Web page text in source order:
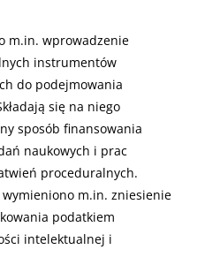
m.in. wprowadzenie
instrumentów
do podejmowania
się na niego
sposób finansowania
naukowych i prac
proceduralnych.
m.in. zniesienie
podatkiem
intelektualnej i